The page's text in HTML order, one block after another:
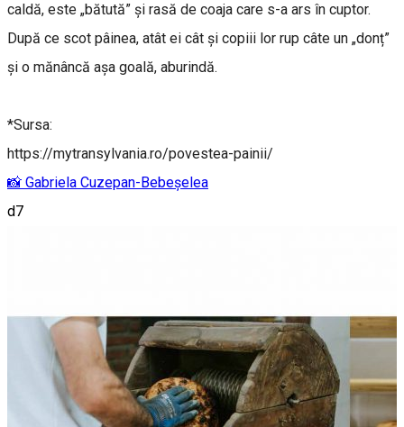
caldă, este „bătută” și rasă de coaja care s-a ars în cuptor.
După ce scot pâinea, atât ei cât și copiii lor rup câte un „donț”
și o mănâncă așa goală, aburindă.
*Sursa:
https://mytransylvania.ro/povestea-painii/
📸 Gabriela Cuzepan-Bebeșelea
d7